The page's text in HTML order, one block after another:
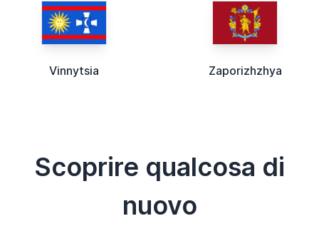
Vinnytsia Zaporizhzhya
Scoprire qualcosa di
nuovo